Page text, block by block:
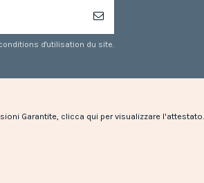
d'utilisation du site.
Garantite, clicca qui per visualizzare l'attestato.